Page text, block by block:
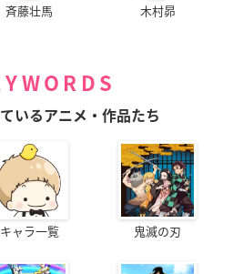
斉藤壮馬 木村昴
いるアニメ・作品たち
キャラ一覧 鬼滅の刃